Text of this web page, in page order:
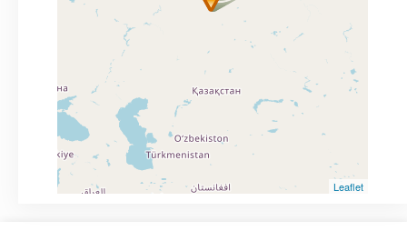
Leaflet